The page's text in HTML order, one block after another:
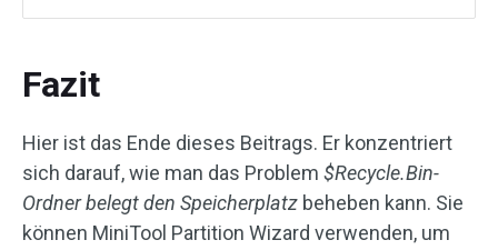
Fazit
Hier ist das Ende dieses Beitrags. Er konzentriert
sich darauf, wie man das Problem $Recycle.Bin-
Ordner belegt den Speicherplatz beheben kann. Sie
können MiniTool Partition Wizard verwenden, um